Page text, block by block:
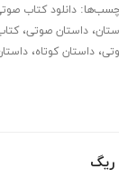
دانلود کتاب
،داستان صوتی،
،داستان کوتاه،
ریگ